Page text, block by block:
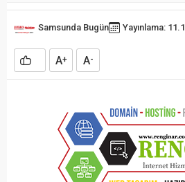
Samsunda Bugün Yayınlama:
A+ A-